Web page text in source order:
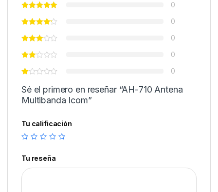
0
0
0
0
0
Sé el primero en reseñar “AH-710 Antena
Multibanda Icom”
Tu calificación
Tu reseña